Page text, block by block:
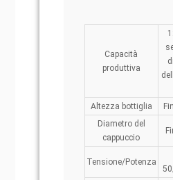
Capacità
produttiva
Altezza bottiglia
Diametro del
cappuccio
Tensione/Potenza